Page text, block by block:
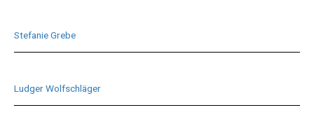
Stefanie Grebe
Ludger Wolfschläger